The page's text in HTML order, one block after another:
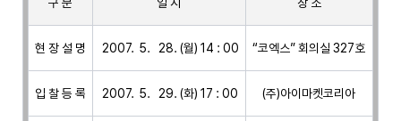
현 장 설 명 “코엑스” 회의실 327호
입 찰 등 록 (주)아이마켓코리아